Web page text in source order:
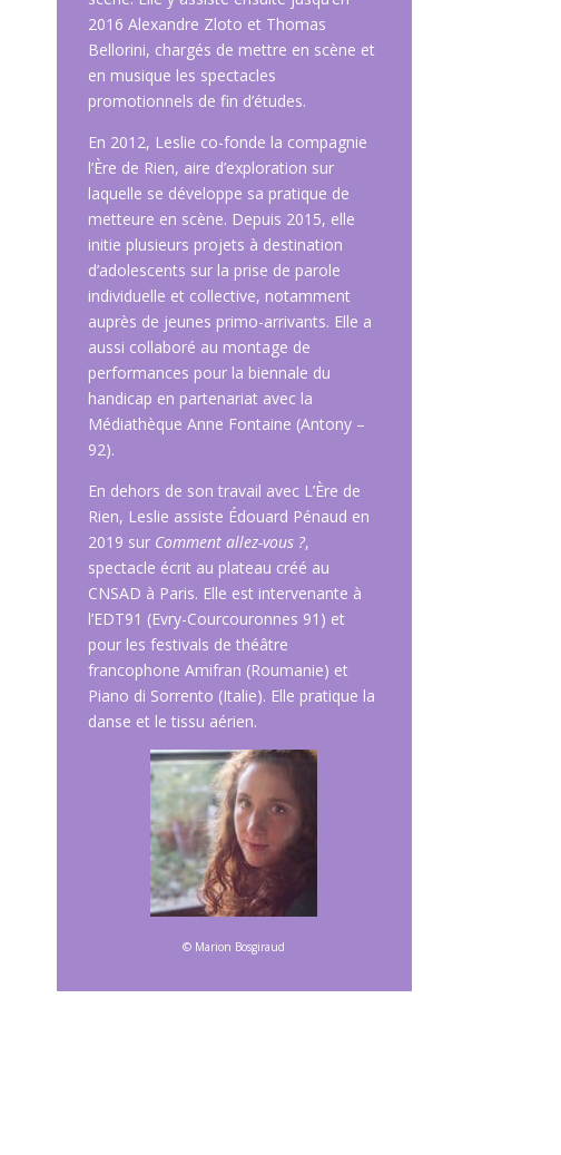
2016 Alexandre Zloto et Thomas
Bellorini, chargés de mettre en scène et
en musique les spectacles
promotionnels de fin d’études.
En 2012, Leslie co-fonde la compagnie
l’Ère de Rien, aire d’exploration sur
laquelle se développe sa pratique de
metteure en scène. Depuis 2015, elle
initie plusieurs projets à destination
d’adolescents sur la prise de parole
individuelle et collective, notamment
auprès de jeunes primo-arrivants. Elle a
aussi collaboré au montage de
performances pour la biennale du
handicap en partenariat avec la
Médiathèque Anne Fontaine (Antony –
92).
En dehors de son travail avec L’Ère de
Rien, Leslie assiste Édouard Pénaud en
2019 sur Comment allez-vous ?,
spectacle écrit au plateau créé au
CNSAD à Paris. Elle est intervenante à
l’EDT91 (Evry-Courcouronnes 91) et
pour les festivals de théâtre
francophone Amifran (Roumanie) et
Piano di Sorrento (Italie). Elle pratique la
danse et le tissu aérien.
© Marion Bosgiraud